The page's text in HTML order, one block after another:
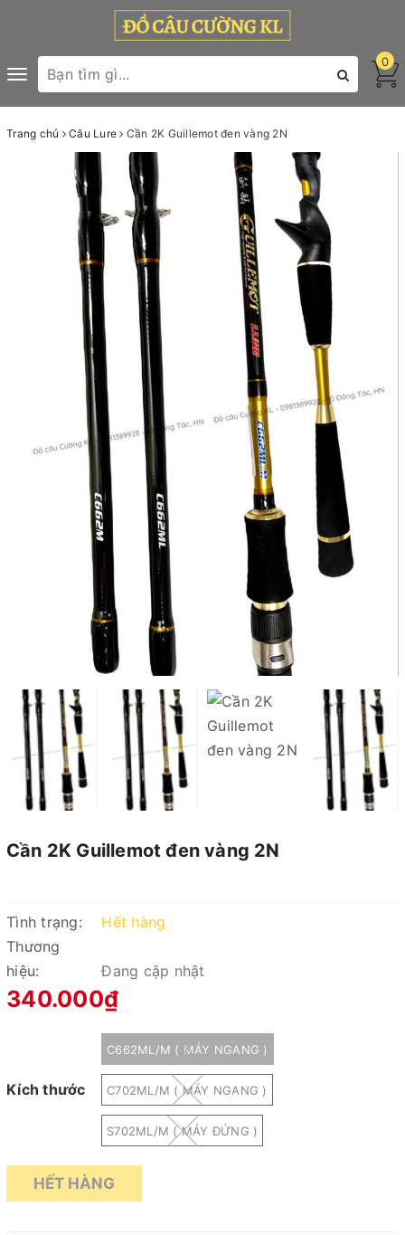
Toggle
navigation
0
Trang chủ Câu Lure Cần 2K Guillemot đen vàng 2N
Cần 2K Guillemot đen vàng 2N
Tình trạng:
Hết hàng
Thương
hiệu:
Đang cập nhật
340.000₫
Kích thước
C662ML/M ( MÁY NGANG )
C702ML/M ( MÁY NGANG )
S702ML/M ( MÁY ĐỨNG )
HẾT HÀNG